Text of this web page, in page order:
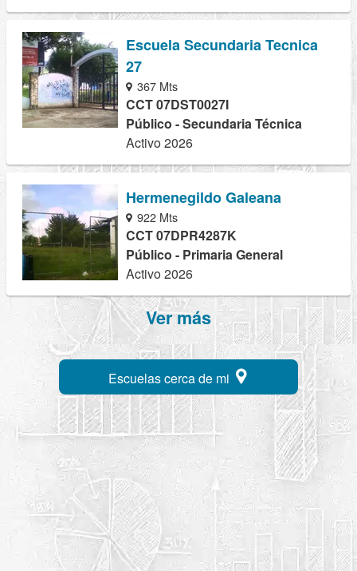
Escuela Secundaria Tecnica
27
367 Mts
CCT 07DST0027I
Público - Secundaria Técnica
Activo 2026
Hermenegildo Galeana
922 Mts
CCT 07DPR4287K
Público - Primaria General
Activo 2026
Ver más
Escuelas cerca de mi